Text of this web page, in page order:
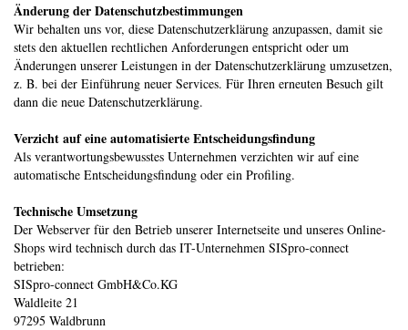
Änderung der Datenschutzbestimmungen
Wir behalten uns vor, diese Datenschutzerklärung anzupassen, damit sie
stets den aktuellen rechtlichen Anforderungen entspricht oder um
Änderungen unserer Leistungen in der Datenschutzerklärung umzusetzen,
z. B. bei der Einführung neuer Services. Für Ihren erneuten Besuch gilt
dann die neue Datenschutzerklärung.
Verzicht auf eine automatisierte Entscheidungsfindung
Als verantwortungsbewusstes Unternehmen verzichten wir auf eine
automatische Entscheidungsfindung oder ein Profiling.
Technische Umsetzung
Der Webserver für den Betrieb unserer Internetseite und unseres Online-
Shops wird technisch durch das IT-Unternehmen SISpro-connect
betrieben:
SISpro-connect GmbH&Co.KG
Waldleite 21
97295 Waldbrunn